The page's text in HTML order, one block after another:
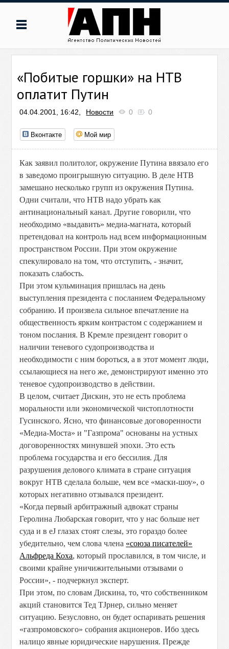
«Побитые горшки» на НТВ
оплатит Путин
04.04.2001, 16:42, Новости 0 0
Вконтакте Мой мир
Как заявил политолог, окружение Путина ввязало его
в заведомо проигрышную ситуацию. В деле НТВ
замешано несколько групп из окружения Путина.
Одни считали, что НТВ надо убрать как
антинациональный канал. Другие говорили, что
необходимо «выдавить» медиа-магната, который
претендовал на контроль над всем информационным
пространством России. При этом окружение
спекулировало на том, что отступить, - значит,
показать слабость.
При этом кульминация пришлась на день
выступления президента с посланием Федеральному
собранию. И произвела сильное впечатление на
общественность ярким контрастом с содержанием и
тоном послания. В Кремле президент говорит о
наличии теневого судопроизводства и
необходимости с ним бороться, а в этот момент люди,
ссылающиеся на него же, демонстрируют именно это
теневое судопроизводство в действии.
В целом, считает Дискин, это не есть проблема
моральности или экономической чистоплотности
Гусинского. Ясно, что финансовые договоренности
«Медиа-Моста» и "Газпрома" основаны на устных
договоренностях минувшей эпохи. Это есть
проблема государства и его бессилия. Для
разрушения делового климата в стране ситуация
вокруг НТВ сделала больше, чем все «маски-шоу», о
которых негативно отзывался президент.
«Когда первый арбитражный адвокат страны
Геролина Любарская говорит, что у нас больше нет
суда и в еЈ глазах стоят слезы, это гораздо более
убедительно, чем слова члена «союза писателей»
Альфреда Коха, который прославился, в том числе, и
своими крайне уничижительными отзывами о
России», - подчеркнул эксперт.
При этом, по словам Дискина, то, что собственником
акций становится Тед ТЈрнер, сильно меняет
ситуацию. Безусловно, он будет оспаривать решения
«газпромовского» собрания акционеров. Ибо здесь
налицо явные юридические нарушения. Прежде